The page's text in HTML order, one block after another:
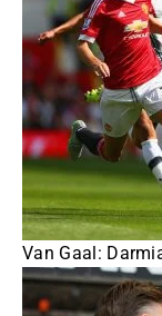
Van Gaal: